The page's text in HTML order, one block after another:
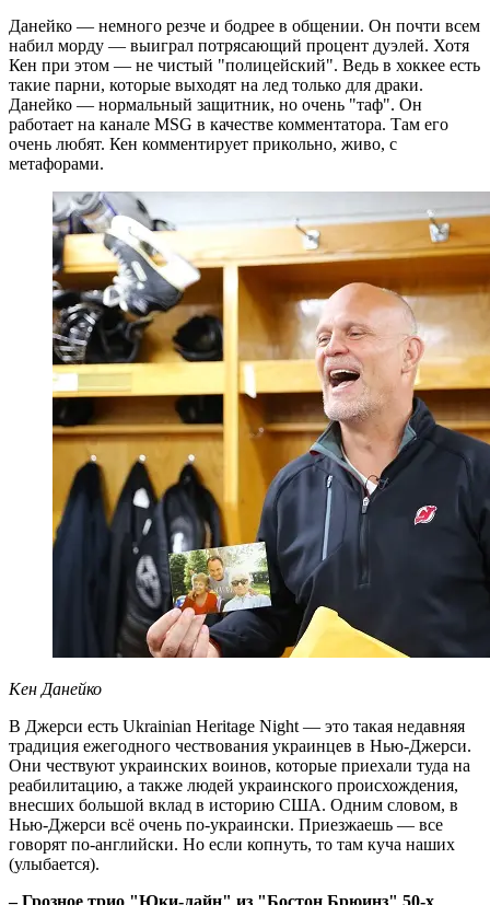
Данейко — немного резче и бодрее в общении. Он почти всем
набил морду — выиграл потрясающий процент дуэлей. Хотя
Кен при этом — не чистый "полицейский". Ведь в хоккее есть
такие парни, которые выходят на лед только для драки.
Данейко — нормальный защитник, но очень "таф". Он
работает на канале MSG в качестве комментатора. Там его
очень любят. Кен комментирует прикольно, живо, с
метафорами.
Кен Данейко
В Джерси есть Ukrainian Heritage Night — это такая недавняя
традиция ежегодного чествования украинцев в Нью-Джерси.
Они чествуют украинских воинов, которые приехали туда на
реабилитацию, а также людей украинского происхождения,
внесших большой вклад в историю США. Одним словом, в
Нью-Джерси всё очень по-украински. Приезжаешь — все
говорят по-английски. Но если копнуть, то там куча наших
(улыбается).